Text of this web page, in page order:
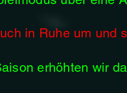
in Ruhe um und
erhöhten wir